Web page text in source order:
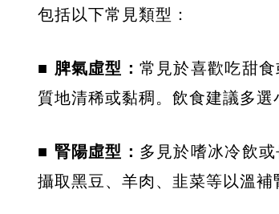
包括以下常見類型：
■ 脾氣虛型： 常見於喜歡吃甜
質地清稀或黏稠。飲食建議多選
■ 腎陽虛型： 多見於嗜冰冷飲
攝取黑豆、羊肉、韭菜等以溫補